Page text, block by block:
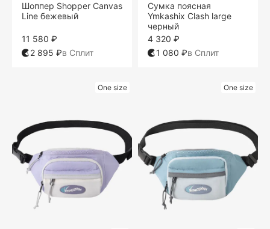
Шоппер Shopper Canvas
Line бежевый
11 580 ₽
2 895 ₽в Сплит
Сумка поясная
Ymkashix Clash large
черный
4 320 ₽
1 080 ₽в Сплит
One size One size